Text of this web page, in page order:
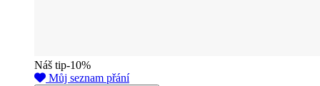
Náš tip-10%
Můj seznam přání